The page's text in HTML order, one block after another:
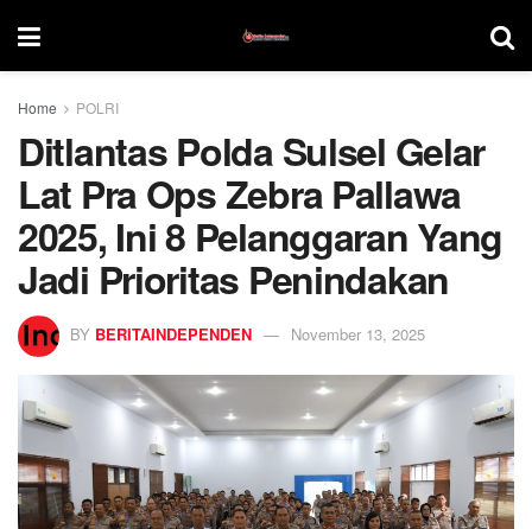
Home POLRI
Ditlantas Polda Sulsel Gelar
Lat Pra Ops Zebra Pallawa
2025, Ini 8 Pelanggaran Yang
Jadi Prioritas Penindakan
BY BERITAINDEPENDEN November 13, 2025